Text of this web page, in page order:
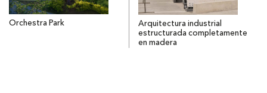
Orchestra Park
Arquitectura industrial
estructurada completamente
en madera